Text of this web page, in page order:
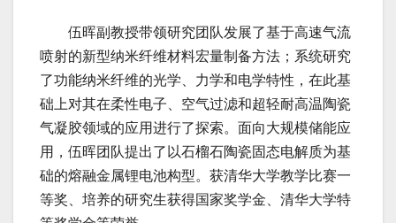
伍晖副教授带领研究团队发展了基于高速气流
喷射的新型纳米纤维材料宏量制备方法；系统研究
了功能纳米纤维的光学、力学和电学特性，在此基
础上对其在柔性电子、空气过滤和超轻耐高温陶瓷
气凝胶领域的应用进行了探索。面向大规模储能应
用，伍晖团队提出了以石榴石陶瓷固态电解质为基
础的熔融金属锂电池构型。获清华大学教学比赛一
等奖、培养的研究生获得国家奖学金、清华大学特